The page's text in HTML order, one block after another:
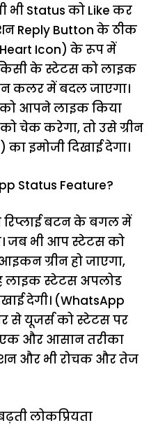
भी Status को Like कर
Reply Button के ठीक
Icon) के रूप में
के स्टेटस को लाइक
कलर में बदल जाएगा।
को आपने लाइक किया
चेक करेगा, तो उसे ग्रीन
इमोजी दिखाई देगा।
Status Feature?
बटन के बगल में
जब भी आप स्टेटस को
ग्रीन हो जाएगा,
लाइक स्टेटस अपलोड
देगी। (WhatsApp
से यूजर्स को स्टेटस पर
एक और आसान तरीका
और भी रोचक और तेज
लोकप्रियता